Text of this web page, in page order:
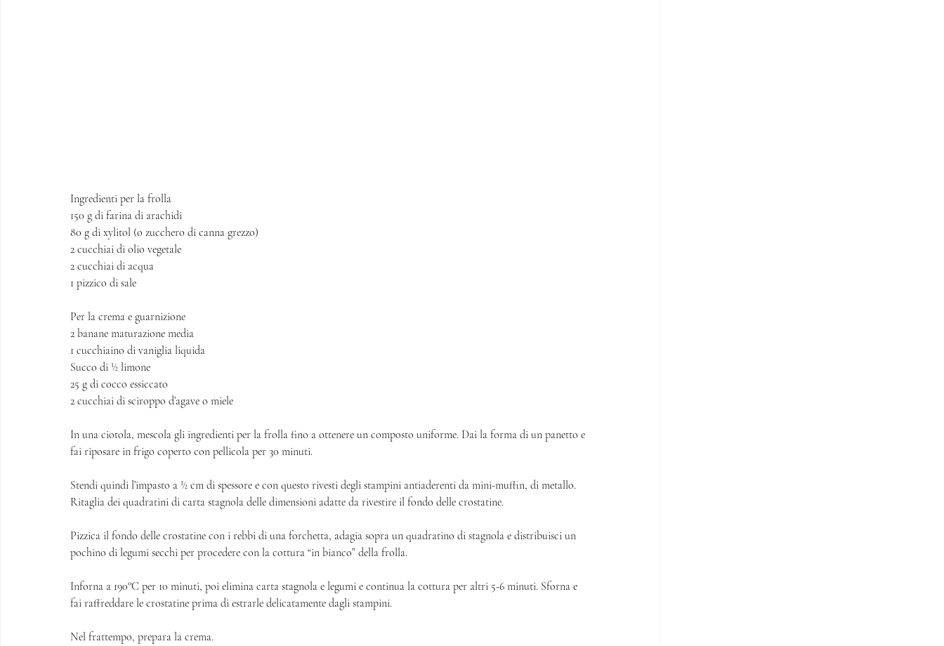
Ingredienti per la frolla
150 g di farina di arachidi
80 g di xylitol (o zucchero di canna grezzo)
2 cucchiai di olio vegetale
2 cucchiai di acqua
1 pizzico di sale
Per la crema e guarnizione
2 banane maturazione media
1 cucchiaino di vaniglia liquida
Succo di ½ limone
25 g di cocco essiccato
2 cucchiai di sciroppo d’agave o miele
In una ciotola, mescola gli ingredienti per la frolla fino a ottenere un composto uniforme. Dai la forma di un panetto e
fai riposare in frigo coperto con pellicola per 30 minuti.
Stendi quindi l’impasto a ½ cm di spessore e con questo rivesti degli stampini antiaderenti da mini-muffin, di metallo.
Ritaglia dei quadratini di carta stagnola delle dimensioni adatte da rivestire il fondo delle crostatine.
Pizzica il fondo delle crostatine con i rebbi di una forchetta, adagia sopra un quadratino di stagnola e distribuisci un
pochino di legumi secchi per procedere con la cottura “in bianco” della frolla.
Inforna a 190°C per 10 minuti, poi elimina carta stagnola e legumi e continua la cottura per altri 5-6 minuti. Sforna e
fai raffreddare le crostatine prima di estrarle delicatamente dagli stampini.
Nel frattempo, prepara la crema.